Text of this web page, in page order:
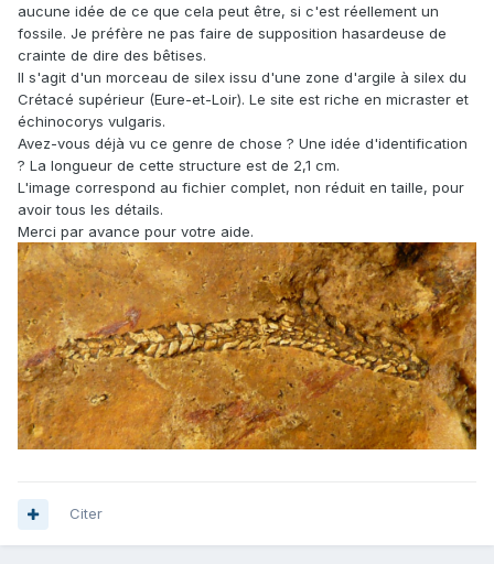
aucune idée de ce que cela peut être, si c'est réellement un
fossile. Je préfère ne pas faire de supposition hasardeuse de
crainte de dire des bêtises.
Il s'agit d'un morceau de silex issu d'une zone d'argile à silex du
Crétacé supérieur (Eure-et-Loir). Le site est riche en micraster et
échinocorys vulgaris.
Avez-vous déjà vu ce genre de chose ? Une idée d'identification
? La longueur de cette structure est de 2,1 cm.
L'image correspond au fichier complet, non réduit en taille, pour
avoir tous les détails.
Merci par avance pour votre aide.
Citer